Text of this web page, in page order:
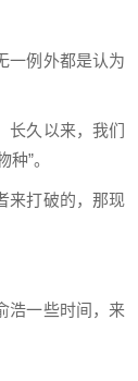
一例外都是认为
长久以来，我们
”。
来打破的，那现
浩一些时间，来